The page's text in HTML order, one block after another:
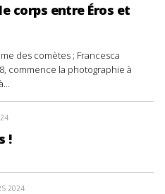
corps entre Éros et
des comètes ; Francesca
commence la photographie à
!
2024